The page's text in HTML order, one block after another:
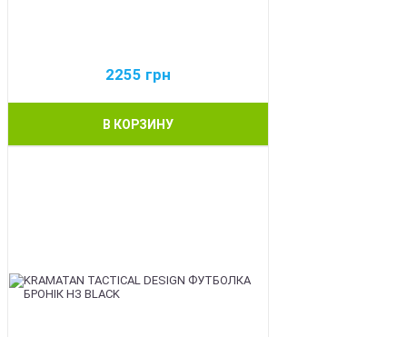
2255 грн
В КОРЗИНУ